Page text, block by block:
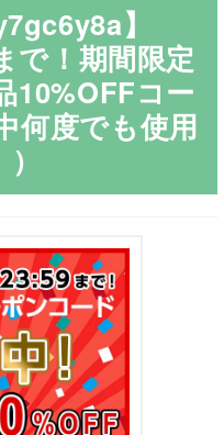
メ
ニ
ュ
ー
展
】
で！期間限定
10%OFFコー
何度でも使用